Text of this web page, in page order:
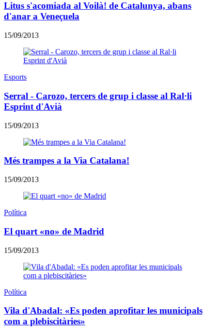
Litus s'acomiada al Voilà! de Catalunya, abans
d'anar a Veneçuela
15/09/2013
Esports
Serral - Carozo, tercers de grup i classe al Ral·li
Esprint d'Avià
15/09/2013
Més trampes a la Via Catalana!
15/09/2013
Política
El quart «no» de Madrid
15/09/2013
Política
Vila d'Abadal: «Es poden aprofitar les municipals
com a plebiscitàries»